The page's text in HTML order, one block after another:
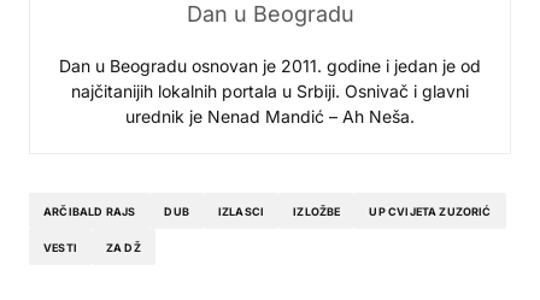
Dan u Beogradu
Dan u Beogradu osnovan je 2011. godine i jedan je od
najčitanijih lokalnih portala u Srbiji. Osnivač i glavni
urednik je Nenad Mandić – Ah Neša.
ARČIBALD RAJS DUB IZLASCI IZLOŽBE UP CVIJETA ZUZORIĆ
VESTI ZA DŽ